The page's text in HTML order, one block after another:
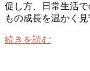
促し方、日常生活
もの成長を温かく
続きを読む